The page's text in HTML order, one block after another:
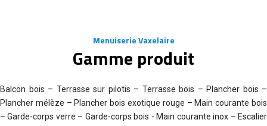
Menuiserie Vaxelaire
Gamme produit
Balcon bois – Terrasse sur pilotis – Terrasse bois – Plancher bois –
Plancher mélèze – Plancher bois exotique rouge – Main courante bois
– Garde-corps verre – Garde-corps bois - Main courante inox – Escalier